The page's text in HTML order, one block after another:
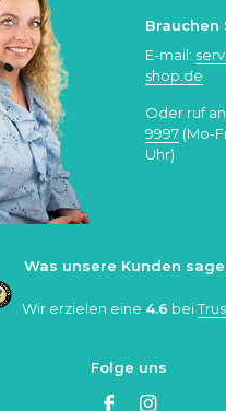
Brauchen
E-mail:
shop.de
Oder ruf
9997 (Mo-
Uhr)
Was unsere Kunden
Wir erzielen eine 4.6 bei
Folge uns